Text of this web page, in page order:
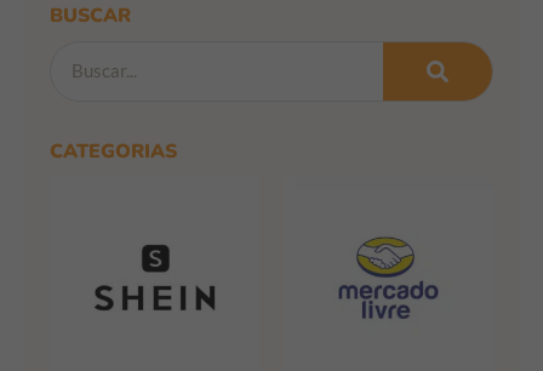
BUSCAR
CATEGORIAS